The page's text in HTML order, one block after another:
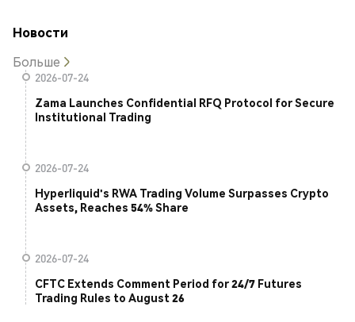
Новости
Больше
2026-07-24
Zama Launches Confidential RFQ Protocol for Secure
Institutional Trading
2026-07-24
Hyperliquid's RWA Trading Volume Surpasses Crypto
Assets, Reaches 54% Share
2026-07-24
CFTC Extends Comment Period for 24/7 Futures
Trading Rules to August 26